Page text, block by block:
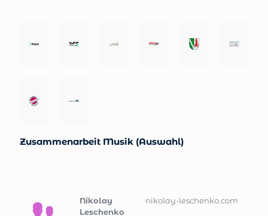
Zusammenarbeit Musik (Auswahl)
Nikolay
Leschenko
nikolay-leschenko.com